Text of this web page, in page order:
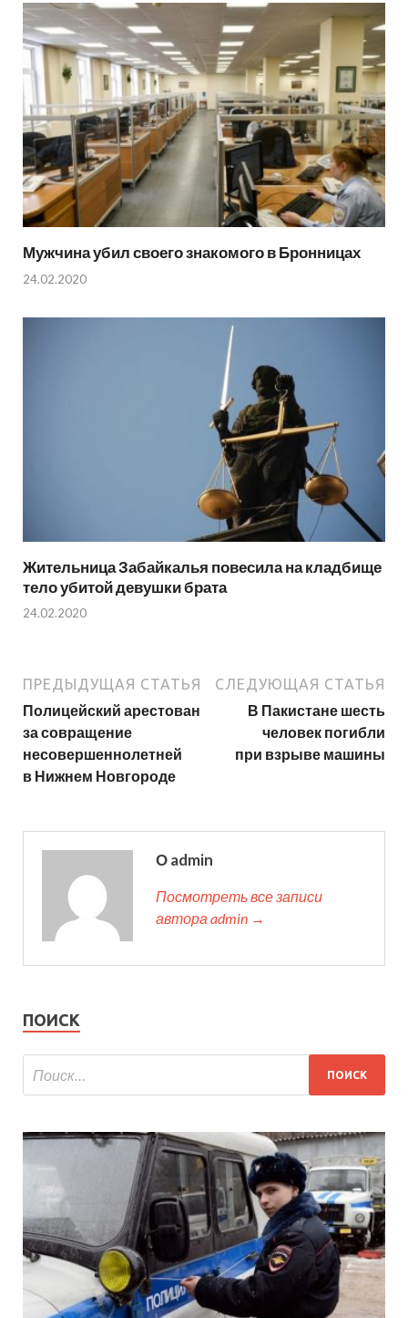
Мужчина убил своего знакомого в Бронницах
24.02.2020
Жительница Забайкалья повесила на кладбище
тело убитой девушки брата
24.02.2020
ПРЕДЫДУЩАЯ СТАТЬЯ
Полицейский арестован
за совращение
несовершеннолетней
в Нижнем Новгороде
СЛЕДУЮЩАЯ СТАТЬЯ
В Пакистане шесть
человек погибли
при взрыве машины
О admin
Посмотреть все записи
автора admin →
ПОИСК